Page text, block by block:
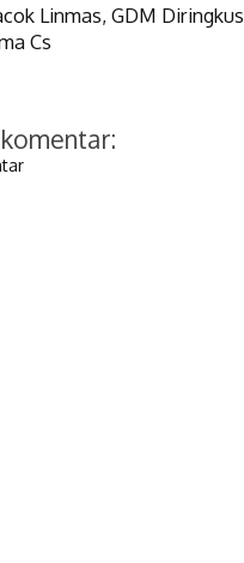
Linmas, GDM Diringkus
Cs